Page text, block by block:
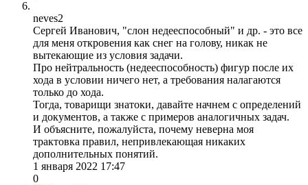
neves2
Сергей Иванович, "слон недееспособный" и др. - это все
для меня откровения как снег на голову, никак не
вытекающие из условия задачи.
Про нейтральность (недееспособность) фигур после их
хода в условии ничего нет, а требования налагаются
только до хода.
Тогда, товарищи знатоки, давайте начнем с определений
и документов, а также с примеров аналогичных задач.
И объясните, пожалуйста, почему неверна моя
трактовка правил, непривлекающая никаких
дополнительных понятий.
1 января 2022 17:47
0